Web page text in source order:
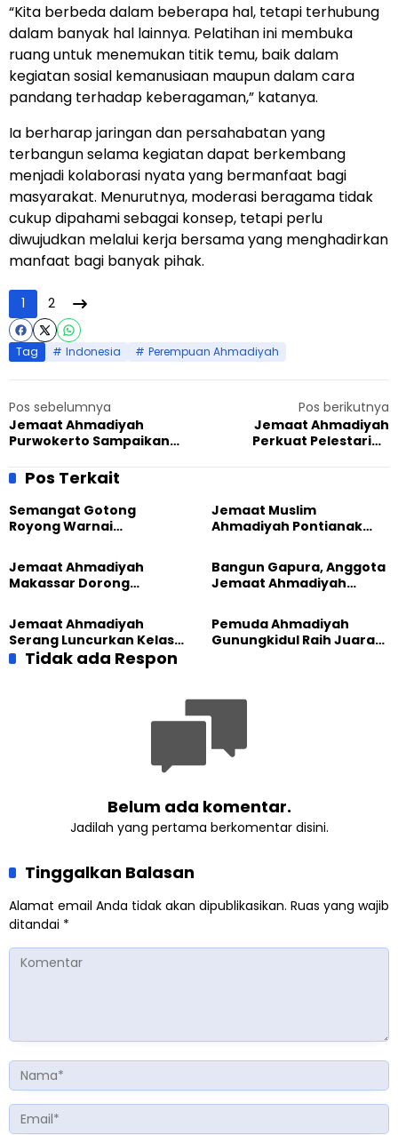
“Kita berbeda dalam beberapa hal, tetapi terhubung
dalam banyak hal lainnya. Pelatihan ini membuka
ruang untuk menemukan titik temu, baik dalam
kegiatan sosial kemanusiaan maupun dalam cara
pandang terhadap keberagaman,” katanya.
Ia berharap jaringan dan persahabatan yang
terbangun selama kegiatan dapat berkembang
menjadi kolaborasi nyata yang bermanfaat bagi
masyarakat. Menurutnya, moderasi beragama tidak
cukup dipahami sebagai konsep, tetapi perlu
diwujudkan melalui kerja bersama yang menghadirkan
manfaat bagi banyak pihak.
1 2
Tag Indonesia Perempuan Ahmadiyah
Pos sebelumnya
Jemaat Ahmadiyah
Purwokerto Sampaikan
UIN Saizu
Pos berikutnya
Jemaat Ahmadiyah
Perkuat Pelestarian
Kedua
Pos Terkait
Semangat Gotong
Royong Warnai
Masjid di Jemaat
Ahmadiyah Sukapura
Jemaat Muslim
Ahmadiyah Pontianak
Jemaat Ahmadiyah
Makassar Dorong
Lewat Edukasi Ekoteologi
Bangun Gapura, Anggota
Jemaat Ahmadiyah
Sambut HUT RI ke-81
Jemaat Ahmadiyah
Serang Luncurkan Kelas
Tatar, Fokus Cetak
Pemuda Ahmadiyah
Gunungkidul Raih Juara
Tidak ada Respon
Belum ada komentar.
Jadilah yang pertama berkomentar disini.
Tinggalkan Balasan
Alamat email Anda tidak akan dipublikasikan. Ruas yang wajib
ditandai *